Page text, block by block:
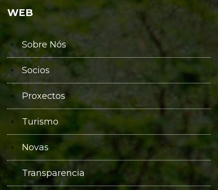
WEB
Sobre Nós
Socios
Proxectos
Turismo
Novas
Transparencia